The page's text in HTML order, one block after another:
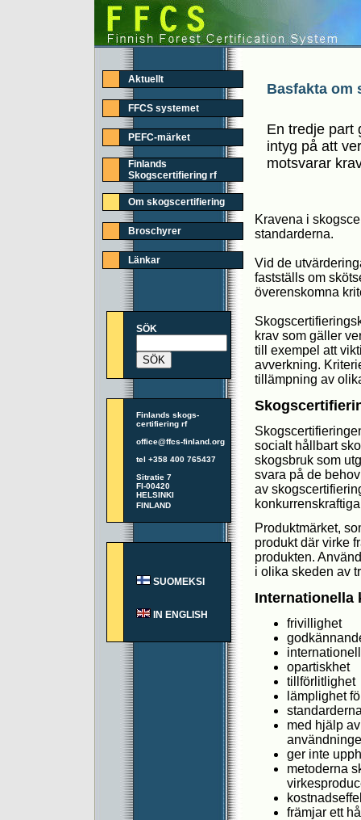
Aktuellt
FFCS systemet
PEFC-märket
Finlands
Skogscertifiering rf
Om skogscertifiering
Broschyrer
Länkar
SÖK
Finlands skogs-
certifiering rf
office@ffcs-finland.org
tel +358 400 765437
Sitratie 7
FI-00420
HELSINKI
FINLAND
SUOMEKSI
IN ENGLISH
Basfakta om
En tredje part
intyg på att
motsvarar
Kravena i
standarderna.
Vid de
fastställs om
överenskomna
krav som gäller
till exempel att
avverkning.
tillämpning av
socialt hållbart
skogsbruk som
svara på de
av
Produktmärket,
produkt där virke
produkten.
i olika skeden av
Internationella
frivillighet
opartiskhet
tillförlitlighet
lämplighet
med hjälp
ger inte
metoderna
främjar ett